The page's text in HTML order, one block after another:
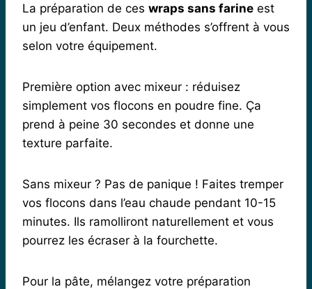
La préparation de ces wraps sans farine est
un jeu d’enfant. Deux méthodes s’offrent à vous
selon votre équipement.
Première option avec mixeur : réduisez
simplement vos flocons en poudre fine. Ça
prend à peine 30 secondes et donne une
texture parfaite.
Sans mixeur ? Pas de panique ! Faites tremper
vos flocons dans l’eau chaude pendant 10-15
minutes. Ils ramolliront naturellement et vous
pourrez les écraser à la fourchette.
Pour la pâte, mélangez votre préparation